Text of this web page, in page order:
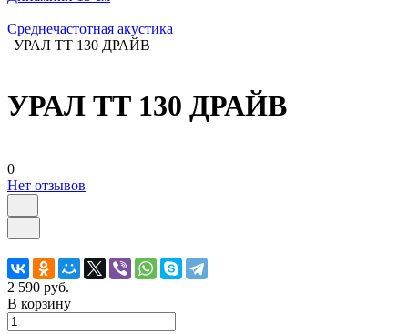
Среднечастотная акустика
УРАЛ ТТ 130 ДРАЙВ
УРАЛ ТТ 130 ДРАЙВ
0
Нет отзывов
2 590 руб.
В корзину